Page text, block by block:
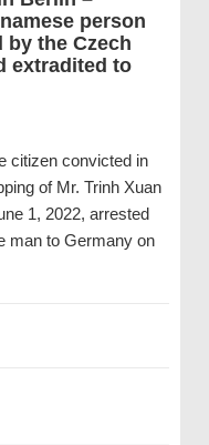
person
by the Czech
extradited to
citizen convicted in
of Mr. Trinh Xuan
1, 2022, arrested
man to Germany on